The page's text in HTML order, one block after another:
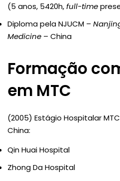
(5 anos, 5420h,full-time
Diploma pela NJUCM –
Medicine – China
Formação
em MTC
(2005) Estágio Hospitalar
China:
Qin Huai Hospital
Zhong Da Hospital